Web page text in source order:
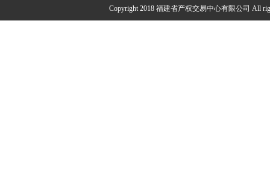
Copyright 2018 福建省产权交易中心有限公司 All